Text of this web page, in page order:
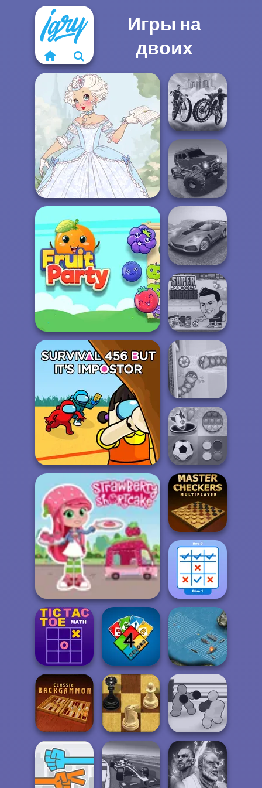
Игры на
двоих
Marie Antoinette 2.0
Fruit Party
Survival 456 But It
Impostor
Strawberry Shortcake
City Bike Racing
Champion
Offroad Muddy
Trucks
Madness Driver
Vertigo City
Super Soccer
Noggins
Soccer Snakes
Mind Games for
2-3-4 Player
Master Checkers
Tick Cross 2
Players
Tic Tac Toe Math 4 Colors Battleship War
Backgammon Master Chess
Boxing Gang
Stars